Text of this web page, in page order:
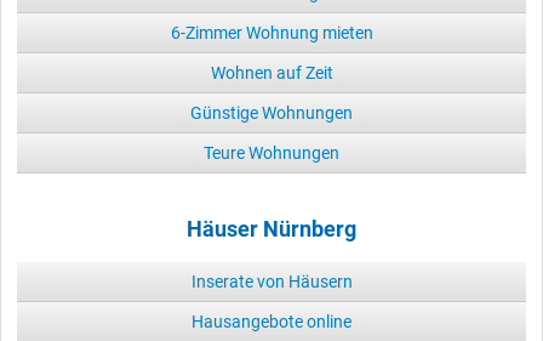
6-Zimmer Wohnung mieten
Wohnen auf Zeit
Günstige Wohnungen
Teure Wohnungen
Häuser Nürnberg
Inserate von Häusern
Hausangebote online